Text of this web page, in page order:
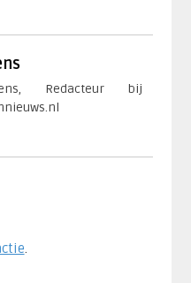
Redacteur bij
.​